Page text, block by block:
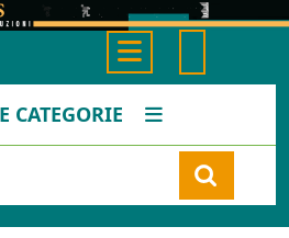
Button
CATEGORIE
Cart